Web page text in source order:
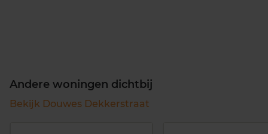
Andere woningen dichtbij
Bekijk Douwes Dekkerstraat